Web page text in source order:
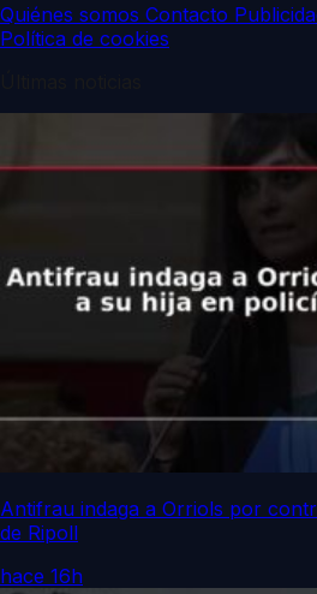
Quiénes somos Contacto
Política de cookies
Antifrau indaga a Orriols por
de Ripoll
hace 16h